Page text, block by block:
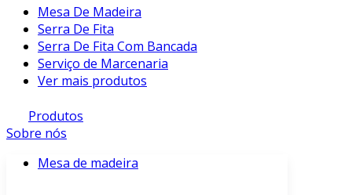
Mesa De Madeira
Serra De Fita
Serra De Fita Com Bancada
Serviço de Marcenaria
Ver mais produtos
Produtos
Sobre nós
Mesa de madeira